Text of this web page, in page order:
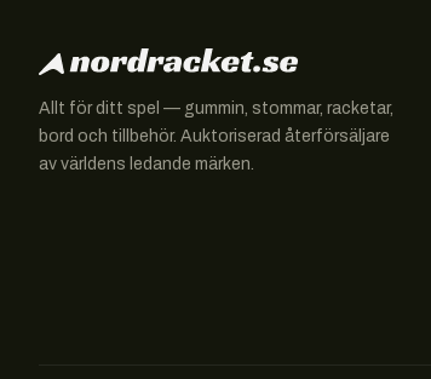
Allt för ditt spel — gummin, stommar, racketar,
bord och tillbehör. Auktoriserad återförsäljare
av världens ledande märken.